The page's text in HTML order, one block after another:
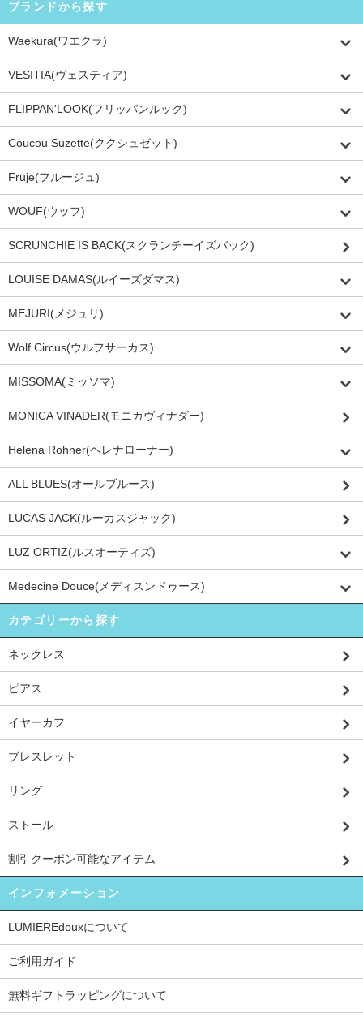
ブランドから探す
Waekura(ワエクラ)
VESITIA(ヴェスティア)
FLIPPAN'LOOK(フリッパンルック)
Coucou Suzette(ククシュゼット)
Fruje(フルージュ)
WOUF(ウッフ)
SCRUNCHIE IS BACK(スクランチーイズバック)
LOUISE DAMAS(ルイーズダマス)
MEJURI(メジュリ)
Wolf Circus(ウルフサーカス)
MISSOMA(ミッソマ)
MONICA VINADER(モニカヴィナダー)
Helena Rohner(ヘレナローナー)
ALL BLUES(オールブルース)
LUCAS JACK(ルーカスジャック)
LUZ ORTIZ(ルスオーティズ)
Medecine Douce(メディスンドゥース)
カテゴリーから探す
ネックレス
ピアス
イヤーカフ
ブレスレット
リング
ストール
割引クーポン可能なアイテム
インフォメーション
LUMIEREdouxについて
ご利用ガイド
無料ギフトラッピングについて